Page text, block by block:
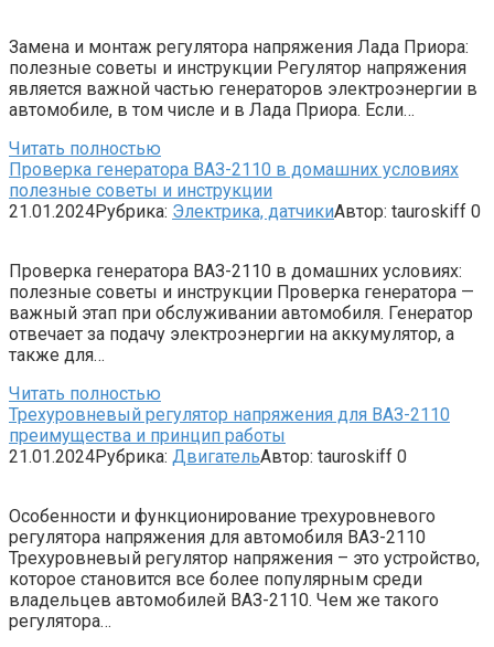
Замена и монтаж регулятора напряжения Лада Приора:
полезные советы и инструкции Регулятор напряжения
является важной частью генераторов электроэнергии в
автомобиле, в том числе и в Лада Приора. Если…
Читать полностью
Проверка генератора ВАЗ-2110 в домашних условиях
полезные советы и инструкции
21.01.2024Рубрика: Электрика, датчикиАвтор: tauroskiff 0
Проверка генератора ВАЗ-2110 в домашних условиях:
полезные советы и инструкции Проверка генератора —
важный этап при обслуживании автомобиля. Генератор
отвечает за подачу электроэнергии на аккумулятор, а
также для…
Читать полностью
Трехуровневый регулятор напряжения для ВАЗ-2110
преимущества и принцип работы
21.01.2024Рубрика: ДвигательАвтор: tauroskiff 0
Особенности и функционирование трехуровневого
регулятора напряжения для автомобиля ВАЗ-2110
Трехуровневый регулятор напряжения – это устройство,
которое становится все более популярным среди
владельцев автомобилей ВАЗ-2110. Чем же такого
регулятора…